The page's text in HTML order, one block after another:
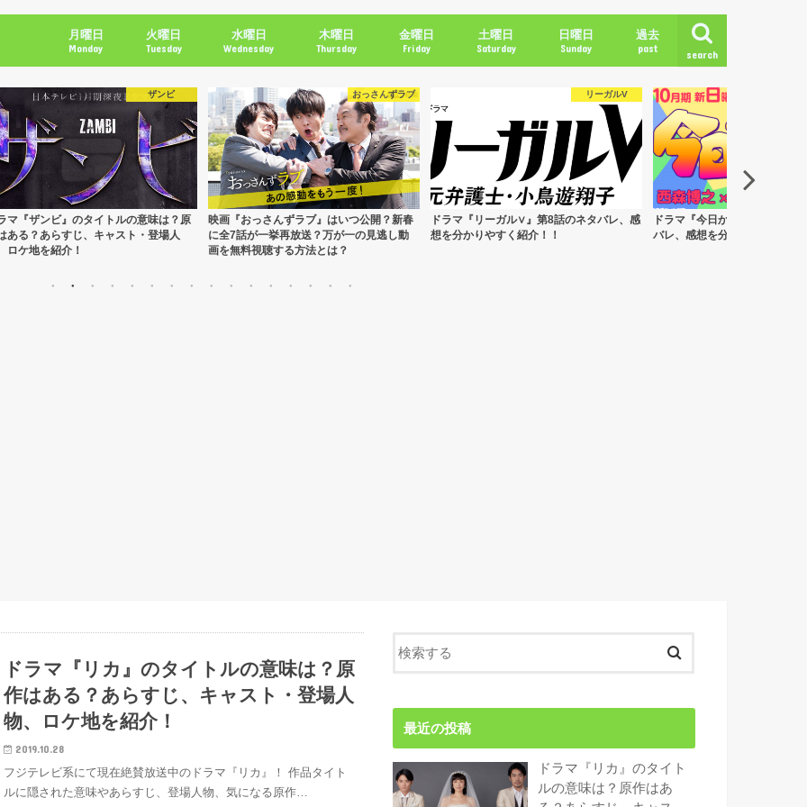
search
月曜日
Monday
火曜日
Tuesday
水曜日
Wednesday
木曜日
Thursday
金曜日
Friday
土曜日
Saturday
日曜日
Sunday
過去
past
2018年冬
2018年春
2018年夏
2018年秋
2019年冬
おっさんずラブ
『おっさんずラブ』はいつ公開？新春
7話が一挙再放送？万が一の見逃し動
無料視聴する方法とは？
リーガルV
ドラマ『リーガル∨』第8話のネタバレ、感
想を分かりやすく紹介！！
今日から俺は
ドラマ『今日から俺は！！』第８話のネタ
バレ、感想を分かりやすく紹介！
ドラマ「グッドワイフ」日本
は？あらすじ、見どころ、注
ドラマ『リカ』のタイトルの意味は？原
作はある？あらすじ、キャスト・登場人
物、ロケ地を紹介！
2019.10.28
フジテレビ系にて現在絶賛放送中のドラマ『リカ』！ 作品タイト
ルに隠された意味やあらすじ、登場人物、気になる原作…
最近の投稿
ドラマ『リカ』のタイト
ルの意味は？原作はあ